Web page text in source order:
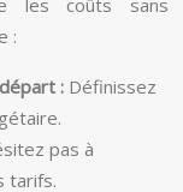
les coûts sans
:
: Définissez
pas à
tarifs.